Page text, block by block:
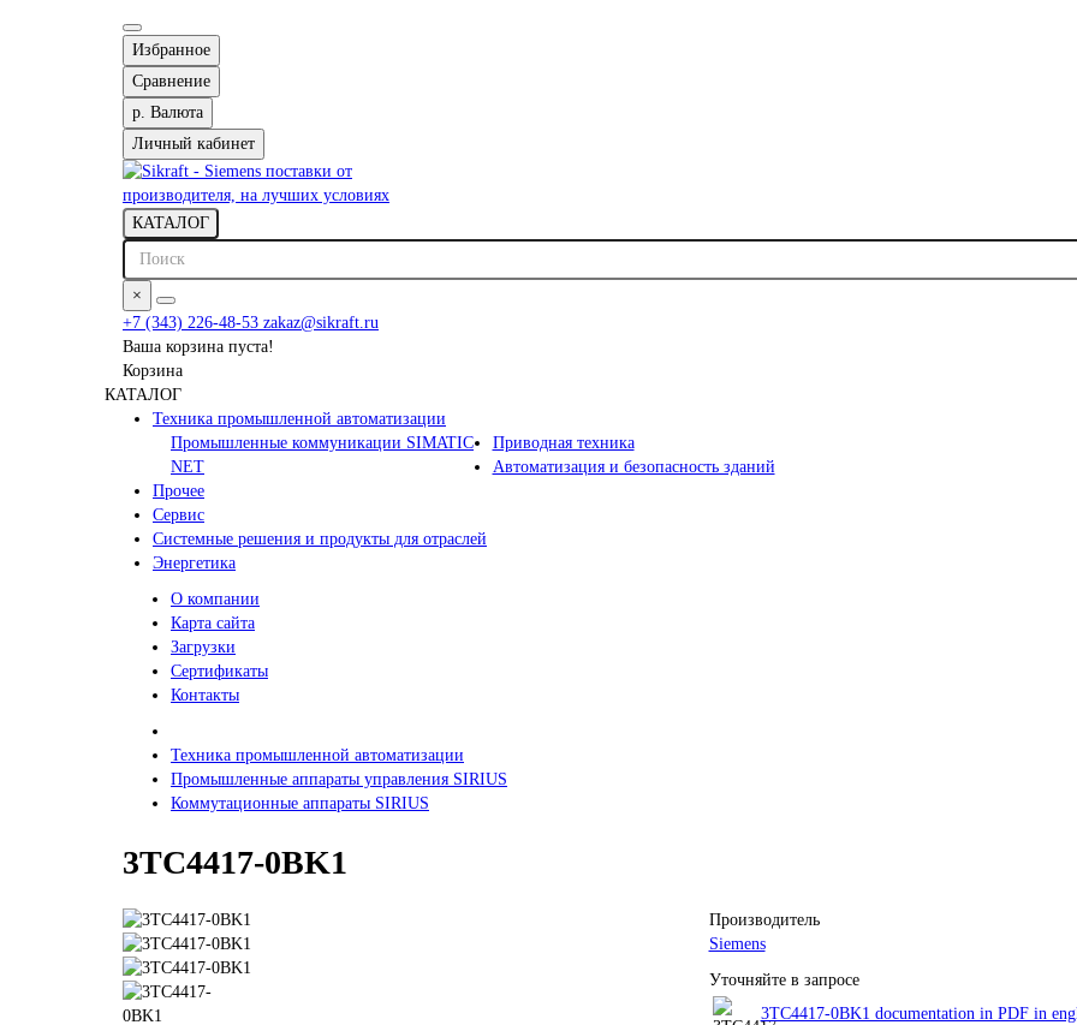
Избранное
Сравнение
р. Валюта
Личный кабинет
КАТАЛОГ
×
+7 (343) 226-48-53 zakaz@sikraft.ru
Ваша корзина пуста!
Корзина
КАТАЛОГ
Техника промышленной автоматизации
Промышленные коммуникации SIMATIC
NET
Приводная техника
Автоматизация и безопасность зданий
Прочее
Сервис
Системные решения и продукты для отраслей
Энергетика
О компании
Карта сайта
Загрузки
Сертификаты
Контакты
Техника промышленной автоматизации
Промышленные аппараты управления SIRIUS
Коммутационные аппараты SIRIUS
3TC4417-0BK1
Производитель
Siemens
Уточняйте в запросе
3TC4417-0BK1 documentation in PDF in